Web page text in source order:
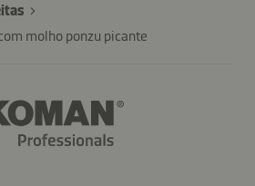
molho ponzu picante